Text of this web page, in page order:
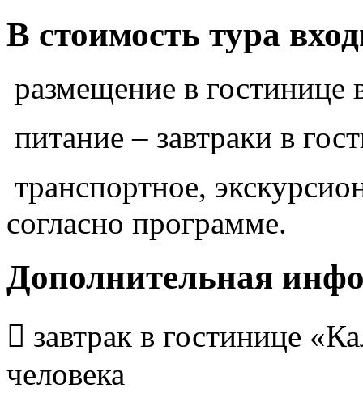
В стоимость тура
размещение в гостинице
питание – завтраки в
транспортное,
согласно программе.
Дополнительная
 завтрак в гостинице
человека